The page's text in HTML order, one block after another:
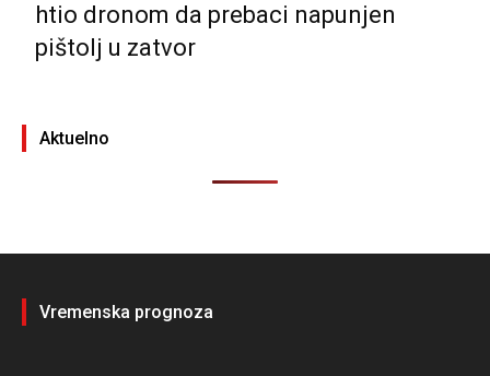
htio dronom da prebaci napunjen
pištolj u zatvor
Aktuelno
Vremenska prognoza